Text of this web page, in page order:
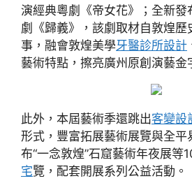
演經典粵劇《帝女花》；全新發
劇《歸義》，該劇取材自敦煌歷
事，融會敦煌美學牙醫診所設計
藝術特點，擦亮廣州原創演藝金
此外，本屆藝術季還跳出客變設
形式，豐富拓展藝術展覽與全平
布“一念敦煌”石窟藝術年夜展等
宅覽，配套開展系列公益活動。